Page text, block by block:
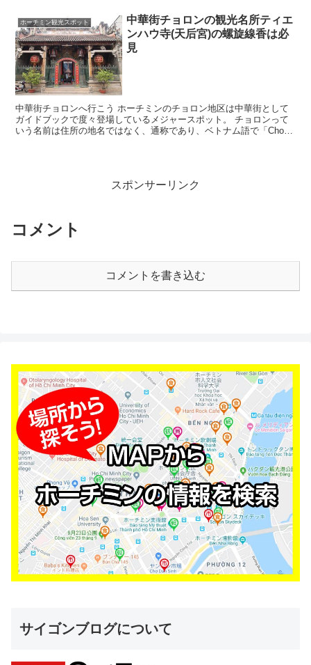
ホーチミン観光スポット
中華街チョロンの観光名所ティエ
ンハウ寺(天后宮)の螺旋線香は必
見
中華街チョロンへ行こう ホーチミンのチョロン地区は中華街として
ガイドブックで度々登場しているメジャースポット。 チョロンって
いう名前は住所の地名ではなく、通称であり、ベトナム語で「Cho=
スポンサーリンク
コメント
コメントを書き込む
サイゴンブログについて